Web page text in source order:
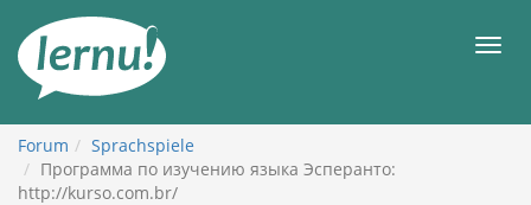
Inhalt
Forum
Sprachspiele
Программа по изучению языка Эсперанто:
http://kurso.com.br/